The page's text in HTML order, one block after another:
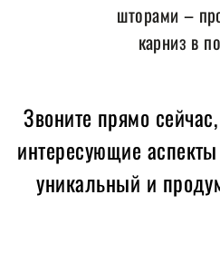
шторами –
карниз в
Звоните прямо
интересующие
уникальный и